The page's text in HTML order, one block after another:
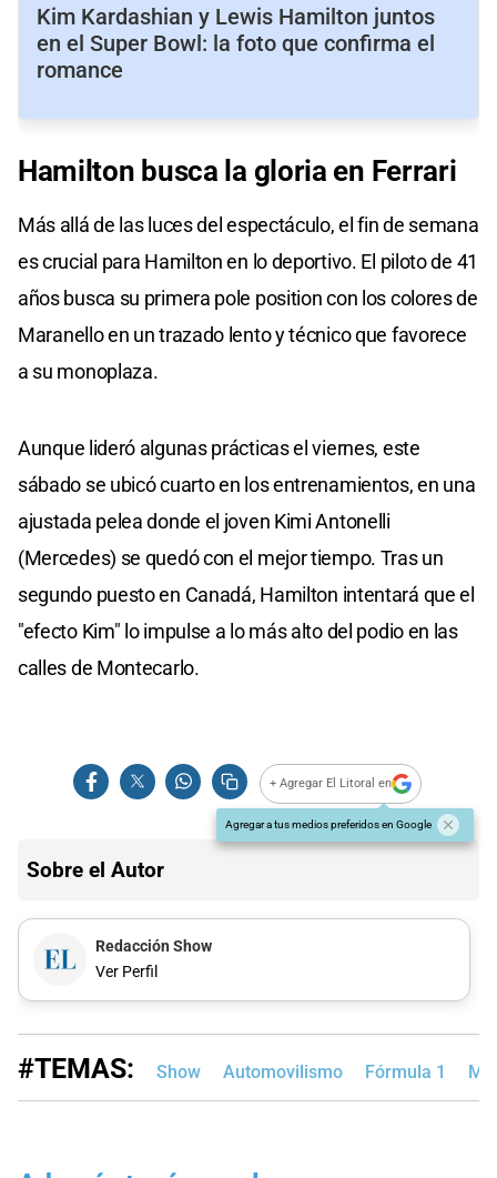
Kim Kardashian y Lewis Hamilton juntos
en el Super Bowl: la foto que confirma el
romance
Hamilton busca la gloria en Ferrari
Más allá de las luces del espectáculo, el fin de semana
es crucial para Hamilton en lo deportivo. El piloto de 41
años busca su primera pole position con los colores de
Maranello en un trazado lento y técnico que favorece
a su monoplaza.
Aunque lideró algunas prácticas el viernes, este
sábado se ubicó cuarto en los entrenamientos, en una
ajustada pelea donde el joven Kimi Antonelli
(Mercedes) se quedó con el mejor tiempo. Tras un
segundo puesto en Canadá, Hamilton intentará que el
"efecto Kim" lo impulse a lo más alto del podio en las
calles de Montecarlo.
+ Agregar El Litoral en
Agregar a tus medios preferidos en Google
Sobre el Autor
Redacción Show
Ver Perfil
#TEMAS: Show Automovilismo Fórmula 1